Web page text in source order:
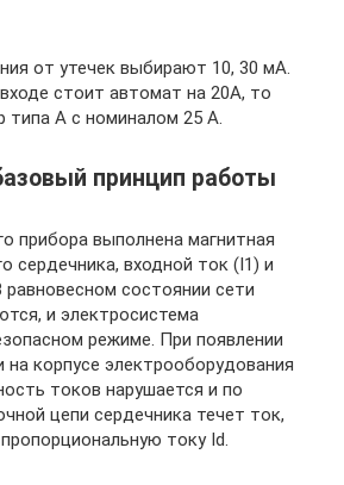
от утечек выбирают 10, 30 мА.
стоит автомат на 20А, то
типа А с номиналом 25 А.
принцип работы
прибора выполнена магнитная
сердечника, входной ток (I1) и
состоянии сети
и электросистема
режиме. При появлении
на корпусе электрооборудования
токов нарушается и по
цепи сердечника течет ток,
току Id.